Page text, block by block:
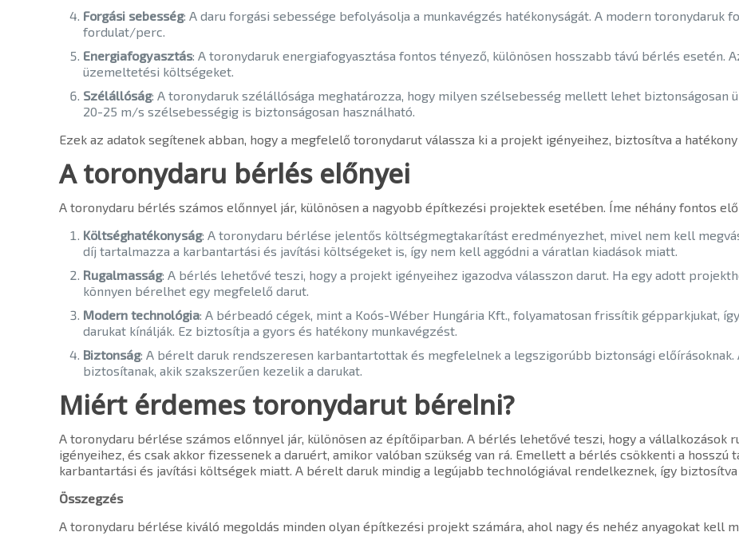
Forgási sebesség: A daru forgási sebessége befolyásolja a munkavégzés hatékonyságát. A modern toronydaruk
fordulat/perc.
Energiafogyasztás: A toronydaruk energiafogyasztása fontos tényező, különösen hosszabb távú bérlés esetén.
üzemeltetési költségeket.
Szélállóság: A toronydaruk szélállósága meghatározza, hogy milyen szélsebesség mellett lehet biztonságosan
20-25 m/s szélsebességig is biztonságosan használható.
Ezek az adatok segítenek abban, hogy a megfelelő toronydarut válassza ki a projekt igényeihez, biztosítva a
A toronydaru bérlés előnyei
A toronydaru bérlés számos előnnyel jár, különösen a nagyobb építkezési projektek esetében. Íme néhány fontos
Költséghatékonyság: A toronydaru bérlése jelentős költségmegtakarítást eredményezhet, mivel nem kell
díj tartalmazza a karbantartási és javítási költségeket is, így nem kell aggódni a váratlan kiadások miatt.
Rugalmasság: A bérlés lehetővé teszi, hogy a projekt igényeihez igazodva válasszon darut. Ha egy adott
könnyen bérelhet egy megfelelő darut.
Modern technológia: A bérbeadó cégek, mint a Koós-Wéber Hungária Kft., folyamatosan frissítik gépparkjukat,
darukat kínálják. Ez biztosítja a gyors és hatékony munkavégzést.
Biztonság: A bérelt daruk rendszeresen karbantartottak és megfelelnek a legszigorúbb biztonsági
biztosítanak, akik szakszerűen kezelik a darukat.
Miért érdemes toronydarut bérelni?
A toronydaru bérlése számos előnnyel jár, különösen az építőiparban. A bérlés lehetővé teszi, hogy a vállalkozások
igényeihez, és csak akkor fizessenek a daruért, amikor valóban szükség van rá. Emellett a bérlés csökkenti a hosszú
karbantartási és javítási költségek miatt. A bérelt daruk mindig a legújabb technológiával rendelkeznek, így
Összegzés
A toronydaru bérlése kiváló megoldás minden olyan építkezési projekt számára, ahol nagy és nehéz anyagokat kell